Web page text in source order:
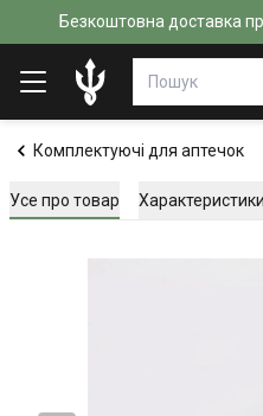
Безкоштовна доставка
Комплектуючі для аптечок
Усе про товар Характеристики